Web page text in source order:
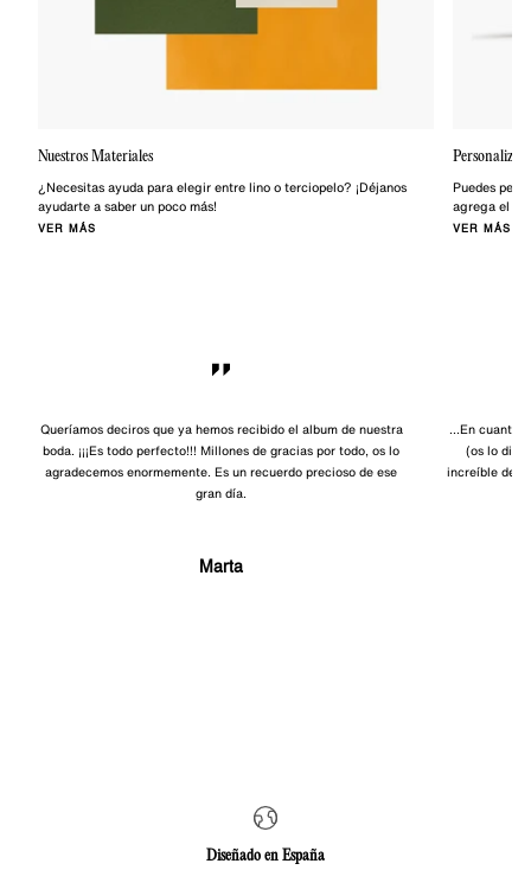
Nuestros Materiales
¿Necesitas ayuda para elegir entre lino o terciopelo? ¡Déjanos
ayudarte a saber un poco más!
VER MÁS
Personalizar
Puedes
agrega el
VER MÁS
Queríamos deciros que ya hemos recibido el album de nuestra
boda. ¡¡¡Es todo perfecto!!! Millones de gracias por todo, os lo
agradecemos enormemente. Es un recuerdo precioso de ese
gran día.
Marta
...En cuanto
(os lo
increíble del
Diseñado en España